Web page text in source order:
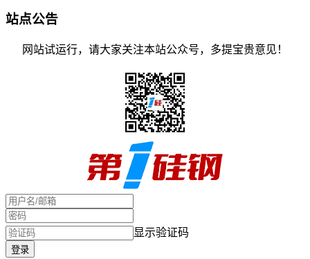
站点公告
网站试运行，请大家关注本站公众号，多提宝贵意见！
显示验证码